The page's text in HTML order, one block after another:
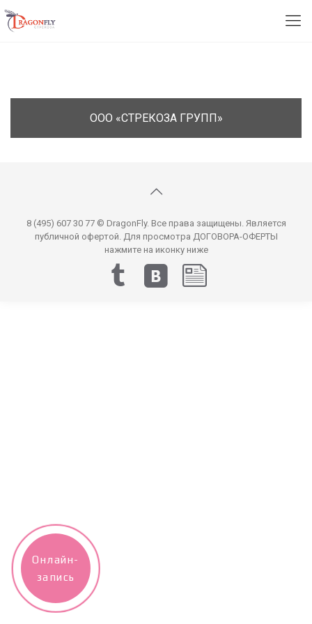
Онлайн-
запись
ООО «СТРЕКОЗА ГРУПП»
8 (495) 607 30 77 © DragonFly. Все права защищены. Является
публичной офертой. Для просмотра ДОГОВОРА-ОФЕРТЫ
нажмите на иконку ниже